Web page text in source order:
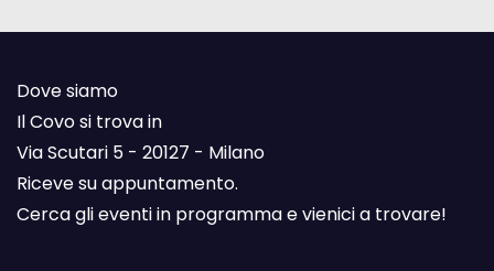
Dove siamo
Il Covo si trova in
Via Scutari 5 - 20127 - Milano
Riceve su appuntamento.
Cerca gli eventi in programma e vienici a trovare!